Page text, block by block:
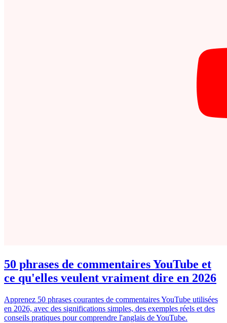
50 phrases de commentaires YouTube et
ce qu'elles veulent vraiment dire en 2026
Apprenez 50 phrases courantes de commentaires YouTube utilisées
en 2026, avec des significations simples, des exemples réels et des
conseils pratiques pour comprendre l'anglais de YouTube.